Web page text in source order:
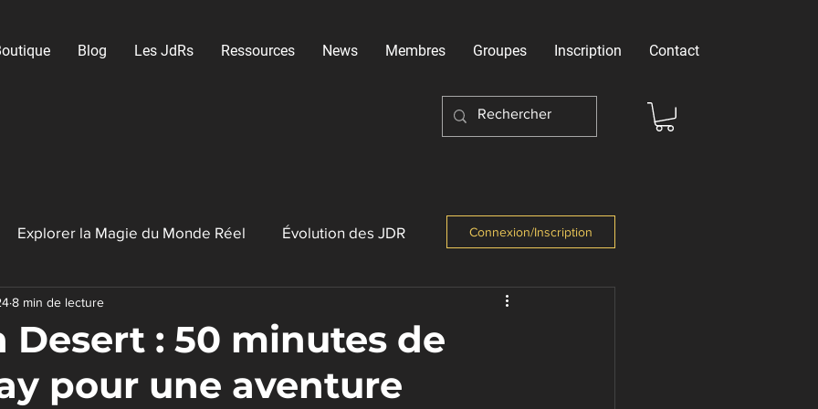
Blog Les JdRs Ressources News Membres Groupes Inscription Contact
Explorer la Magie du Monde Réel Évolution des JDR
Vidéo RPG
JDR indépendants & créateurs
Connexion/Inscription
Desert : 50 minutes de
pour une aventure
8 min de lecture